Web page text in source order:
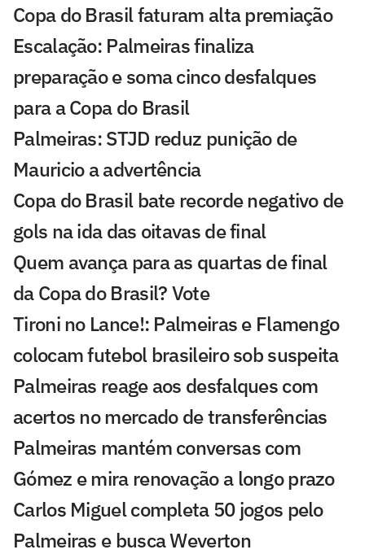
Copa do Brasil faturam alta premiação
Escalação: Palmeiras finaliza
preparação e soma cinco desfalques
para a Copa do Brasil
Palmeiras: STJD reduz punição de
Mauricio a advertência
Copa do Brasil bate recorde negativo de
gols na ida das oitavas de final
Quem avança para as quartas de final
da Copa do Brasil? Vote
Tironi no Lance!: Palmeiras e Flamengo
colocam futebol brasileiro sob suspeita
Palmeiras reage aos desfalques com
acertos no mercado de transferências
Palmeiras mantém conversas com
Gómez e mira renovação a longo prazo
Carlos Miguel completa 50 jogos pelo
Palmeiras e busca Weverton